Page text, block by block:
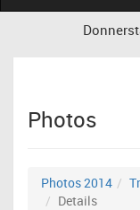
Photos
Photos 2014
Details